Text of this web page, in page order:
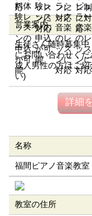
営業案内
生徒さん随時募集
にお問い合わせく
成人男性の方はご
い)
詳細
名称
福間ピアノ音楽教室
教室の住所